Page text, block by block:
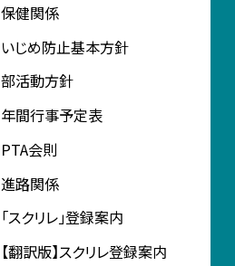
保健関係
いじめ防止基本方針
部活動方針
年間行事予定表
PTA会則
進路関係
「スクリレ」登録案内
【翻訳版】スクリレ登録案内